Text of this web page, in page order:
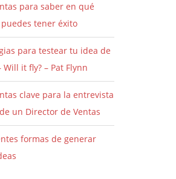
para saber en qué
tener éxito
para testear tu idea de
Will it fly? – Pat Flynn
clave para la entrevista
un Director de Ventas
formas de generar